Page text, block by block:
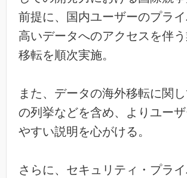
前提に、国内ユーザーのプラ
高いデータへのアクセスを伴
移転を順次実施。
また、データの海外移転に関
の列挙などを含め、よりユー
やすい説明を心がける。
さらに、セキュリティ・プラ